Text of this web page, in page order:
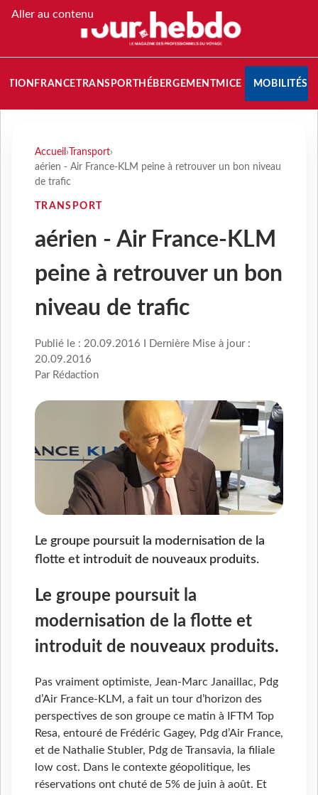
Aller au contenu
FRANCETRANSPORT HÉBERGEMENTMICE MOBILITÉS
Accueil › Transport›
aérien - Air France-KLM peine à retrouver un bon niveau
de trafic
TRANSPORT
aérien - Air France-KLM
peine à retrouver un bon
niveau de trafic
Publié le : 20.09.2016 I Dernière Mise à jour :
20.09.2016
Par Rédaction
Le groupe poursuit la modernisation de la
flotte et introduit de nouveaux produits.
Le groupe poursuit la
modernisation de la flotte et
introduit de nouveaux produits.
Pas vraiment optimiste, Jean-Marc Janaillac, Pdg
d’Air France-KLM, a fait un tour d’horizon des
perspectives de son groupe ce matin à IFTM Top
Resa, entouré de Frédéric Gagey, Pdg d’Air France,
et de Nathalie Stubler, Pdg de Transavia, la filiale
low cost. Dans le contexte géopolitique, les
réservations ont chuté de 5% de juin à août. Et